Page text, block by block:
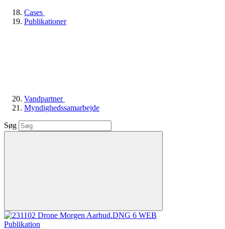
Cases
Publikationer
Vandpartner
Myndighedssamarbejde
Søg
Publikation